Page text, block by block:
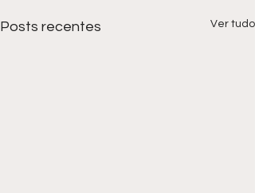
Posts recentes Ver tudo